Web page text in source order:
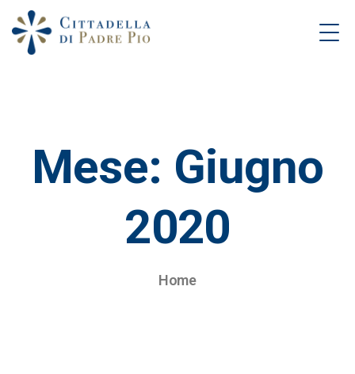
Mese: Giugno
2020
Home